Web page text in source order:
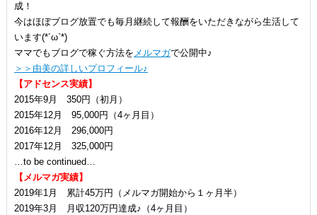
成！
今はほぼブログ放置でも毎月継続して報酬をいただきながら生活して
います(*´ω`*)
ママでもブログで稼ぐ方法を メルマガで公開中♪
＞＞由美の詳しいプロフィール♪
【アドセンス実績】
2015年9月 350円（初月）
2015年12月 95,000円（4ヶ月目）
2016年12月 296,000円
2017年12月 325,000円
…to be continued…
【メルマガ実績】
2019年1月 累計45万円（メルマガ開始から１ヶ月半）
2019年3月 月収120万円達成♪（4ヶ月目）